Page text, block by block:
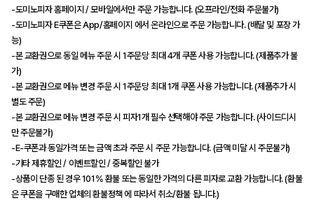
-도미노피자 홈페이지 / 모바일에서만 주문 가능합니다. (오프라인/전화 주문불가)
-도미노피자 E쿠폰은 App/홈페이지 에서 온라인으로 주문 가능합니다. (배달 및 포장 가
능)
-본 교환권으로 동일 메뉴 주문 시 1주문당 최대 4개 쿠폰 사용 가능합니다. (제품추가 불
가)
-본 교환권으로 메뉴 변경 주문 시 1주문당 최대 1개 쿠폰 사용 가능합니다. (제품추가 시
별도 주문)
-본 교환권으로 메뉴 변경 주문 시 피자1개 필수 선택해야 주문 가능합니다. (사이드디시
만 주문불가)
-E-쿠폰과 동일가격 또는 금액 초과 주문 시 주문 가능합니다. (금액 미달 시 주문불가)
-기타 제휴할인 / 이벤트할인 / 중복할인 불가
-상품이 단종 된 경우 101% 환불 또는 동일한 가격의 다른 피자로 교환 가능합니다. (환불
은 쿠폰을 구매한 업체의 환불정책 에 따라서 취소/환불 됩니다.)